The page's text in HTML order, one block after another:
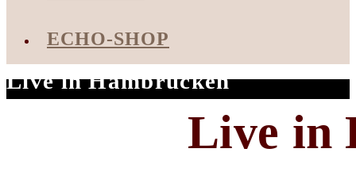
ECHO-SHOP
Live in Hambrücken
Live in